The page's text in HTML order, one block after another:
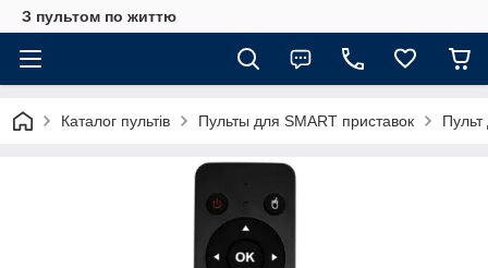
З пультом по життю
Каталог пультів Пульты для SMART приставок